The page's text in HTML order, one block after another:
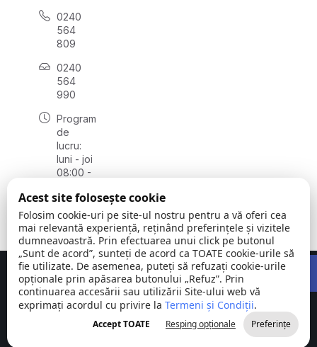
0240
564
809
0240
564
990
Program
de
lucru:
luni - joi
08:00 -
vineri
08:00 -
14:00
Comuna
Stejaru |
județul Tulcea
©
2026
Toate
drepturile
rezervate
Concept realizat deBig Media Relații Publice SRL
Acest site folosește cookie
Folosim cookie-uri pe site-ul nostru pentru a vă oferi cea
mai relevantă experiență, reținând preferințele și vizitele
dumneavoastră. Prin efectuarea unui click pe butonul
„Sunt de acord”, sunteți de acord ca TOATE cookie-urile să
fie utilizate. De asemenea, puteți să refuzați cookie-urile
opționale prin apăsarea butonului „Refuz”. Prin
continuarea accesării sau utilizării Site-ului web vă
exprimați acordul cu privire la Termeni și Condiții.
Accept TOATE Resping opționale Preferințe